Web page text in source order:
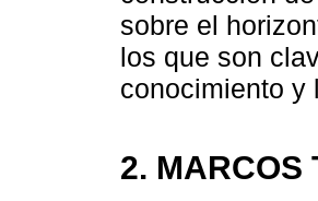
sobre el
los que son
conocimiento y
2. MARCOS